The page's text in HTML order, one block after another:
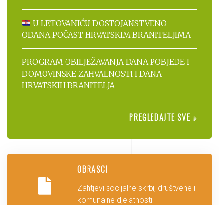
U LETOVANIĆU DOSTOJANSTVENO
ODANA POČAST HRVATSKIM BRANITELJIMA
PROGRAM OBILJEŽAVANJA DANA POBJEDE I
DOMOVINSKE ZAHVALNOSTI I DANA
HRVATSKIH BRANITELJA
PREGLEDAJTE SVE
OBRASCI
Zahtjevi socijalne skrbi, društvene i
komunalne djelatnosti